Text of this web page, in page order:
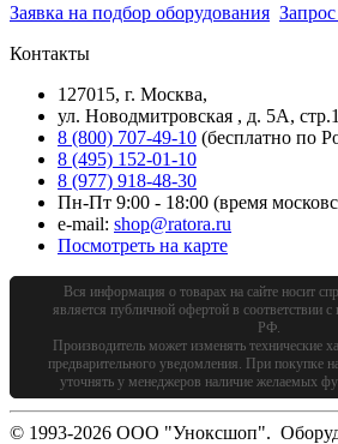
Заявка на подбор оборудования
Контакты
127015, г. Москва,
ул. Новодмитровская , д. 5А,
8 (800) 707-49-10 (бесплатно по
8 (495) 152-01-10
8 (977) 918-48-30
Пн-Пт 9:00 - 18:00 (время
e-mail: shop@ratora.ru
Посмотреть на карте
Вся информация о товарах на сайте носит
является публичной офертой в соответствии
РФ.
Производитель может изменять технические
предварительного уведомления. При покупке
уточнять у менеджеров наличие желаемых
© 1993-2026 ООО "Уноксшоп".